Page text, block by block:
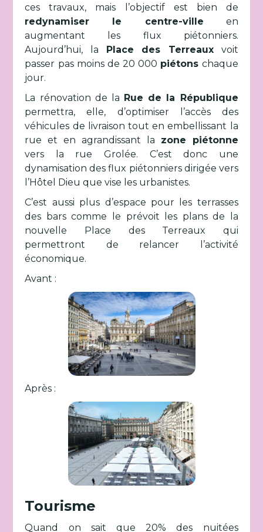
ces travaux, mais l’objectif est bien de
redynamiser le centre-ville en
augmentant les flux piétonniers.
Aujourd’hui, la Place des Terreauxvoit
passer pas moins de 20 000 piétons chaque
jour.
La rénovation de la Rue de la République
permettra, elle, d’optimiser l’accès des
véhicules de livraison tout en embellissant la
rue et en agrandissant la zone piétonne
vers la rue Grolée. C’est donc une
dynamisation des flux piétonniers dirigée vers
l’Hôtel Dieu que vise les urbanistes.
C’est aussi plus d’espace pour les terrasses
des bars comme le prévoit les plans de la
nouvelle Place des Terreaux qui
permettront de relancer l’activité
économique.
Avant :
Après :
Tourisme
Quand on sait que 20% des nuitées